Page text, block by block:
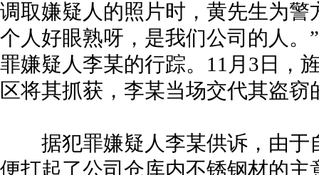
调取嫌疑人的照片时，黄先生为警
个人好眼熟呀，是我们公司的人。
罪嫌疑人李某的行踪。11月3日，
区将其抓获，李某当场交代其盗窃
据犯罪嫌疑人李某供诉，由于
便打起了公司仓库内不锈钢材的